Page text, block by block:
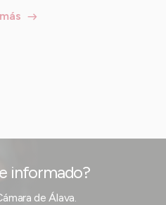
informado?
de Álava.